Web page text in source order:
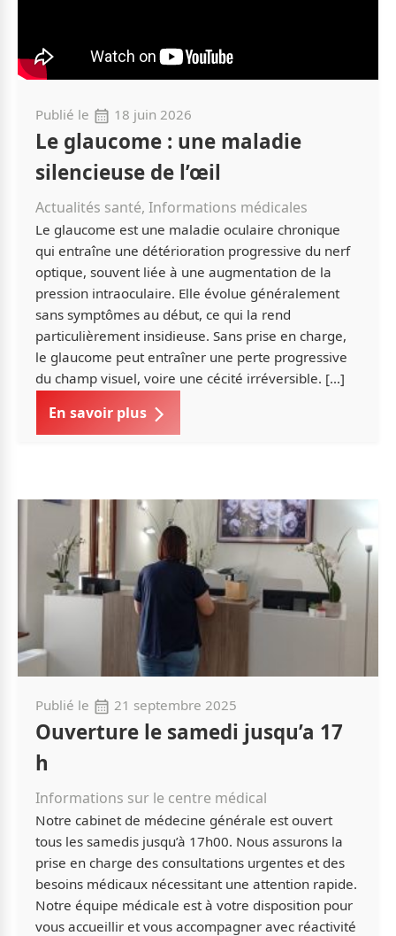
Publié le 18 juin 2026
Le glaucome : une maladie
silencieuse de l’œil
Actualités santé, Informations médicales
Le glaucome est une maladie oculaire chronique
qui entraîne une détérioration progressive du nerf
optique, souvent liée à une augmentation de la
pression intraoculaire. Elle évolue généralement
sans symptômes au début, ce qui la rend
particulièrement insidieuse. Sans prise en charge,
le glaucome peut entraîner une perte progressive
du champ visuel, voire une cécité irréversible. […]
En savoir plus
Publié le 21 septembre 2025
Ouverture le samedi jusqu’a 17
h
Informations sur le centre médical
Notre cabinet de médecine générale est ouvert
tous les samedis jusqu’à 17h00. Nous assurons la
prise en charge des consultations urgentes et des
besoins médicaux nécessitant une attention rapide.
Notre équipe médicale est à votre disposition pour
vous accueillir et vous accompagner avec réactivité